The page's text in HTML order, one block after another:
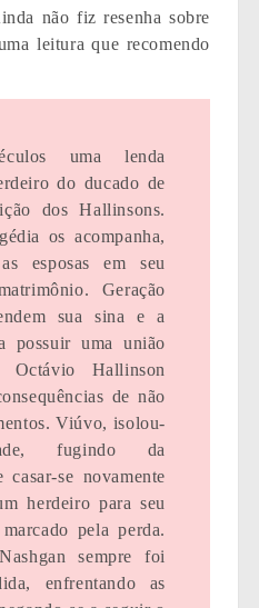
não fiz resenha sobre
leitura que recomendo
uma lenda
do ducado de
dos Hallinsons.
os acompanha,
esposas em seu
Geração
sua sina e a
possuir uma união
Hallinson
de não
Viúvo, isolou-
fugindo da
casar-se novamente
herdeiro para seu
pela perda.
sempre foi
enfrentando as